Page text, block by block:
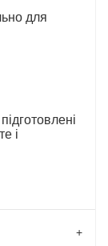
для
і